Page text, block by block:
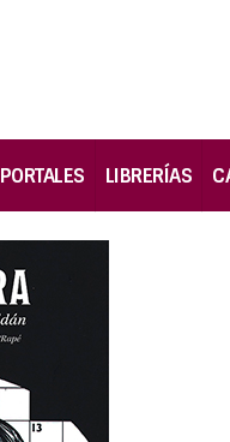
PORTALES LIBRERÍAS